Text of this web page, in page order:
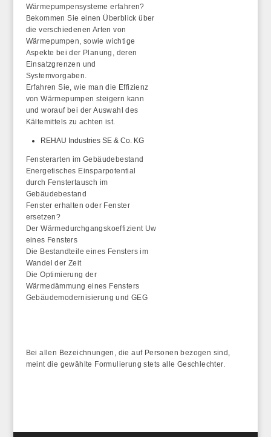
Wärmepumpensysteme erfahren?
Bekommen Sie einen Überblick über
die verschiedenen Arten von
Wärmepumpen, sowie wichtige
Aspekte bei der Planung, deren
Einsatzgrenzen und
Systemvorgaben.
Erfahren Sie, wie man die Effizienz
von Wärmepumpen steigern kann
und worauf bei der Auswahl des
Kältemittels zu achten ist.
REHAU Industries SE & Co. KG
Fensterarten im Gebäudebestand
Energetisches Einsparpotential
durch Fenstertausch im
Gebäudebestand
Fenster erhalten oder Fenster
ersetzen?
Der Wärmedurchgangskoeffizient Uw
eines Fensters
Die Bestandteile eines Fensters im
Wandel der Zeit
Die Optimierung der
Wärmedämmung eines Fensters
Gebäudemodernisierung und GEG
Bei allen Bezeichnungen, die auf Personen bezogen sind,
meint die gewählte Formulierung stets alle Geschlechter.